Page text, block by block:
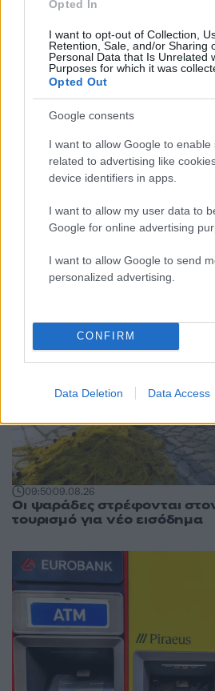
Opted In
I want to opt-out of Collection,
Retention, Sale, and/or Sharing
Personal Data that Is Unrelated
Purposes for which it was
Opted Out
Google consents
I want to allow Google to enable
related to advertising like
device identifiers in apps.
I want to allow my user data to
Google for online advertising
I want to allow Google to send
personalized advertising.
CONFIRM
Data Deletion Data Access
υποψήφιος βουλευτής
Από τα διοικητικά της
σκηνή
Στην Κρήτη ο
συνεχίζει τις
Πού βρέθηκε το
Μακρο-
Περισσότερα
09:5009.08.26
Οι ψαράδες στρέφονται
τουρισμό για νέο εισόδημα